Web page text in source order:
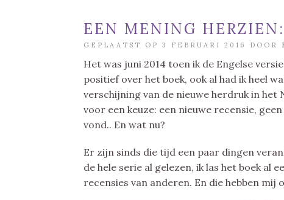
EEN MENING
GEPLAATST OP 3 FEBRUARI 2016 DOOR
Het was juni 2014 toen ik de Engelse
positief over het boek, ook al had ik heel
verschijning van de nieuwe herdruk in het
voor een keuze: een nieuwe recensie,
vond.. En wat nu?
Er zijn sinds die tijd een paar dingen
de hele serie al gelezen, ik las het boek al
recensies van anderen. En die hebben mij